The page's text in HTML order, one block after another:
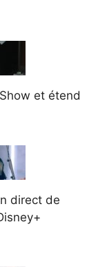
et étend
direct de